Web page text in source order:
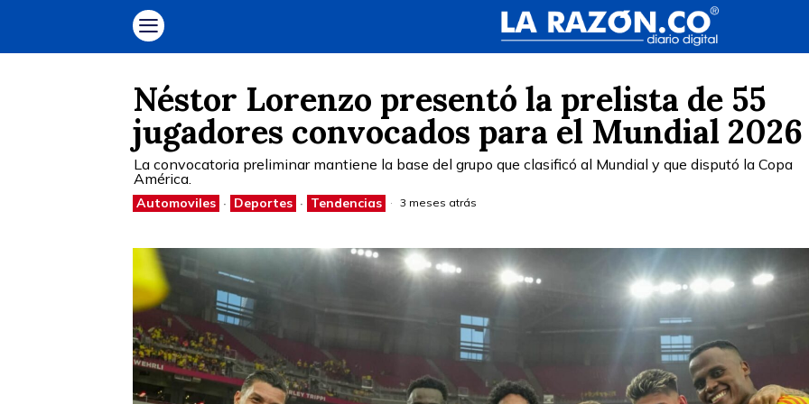
Néstor Lorenzo presentó la prelista de 55
jugadores convocados para el Mundial
La convocatoria preliminar mantiene la base del grupo que clasificó al Mundial y que disputó la Copa
América.
Automoviles · Deportes · Tendencias 3 meses atrás